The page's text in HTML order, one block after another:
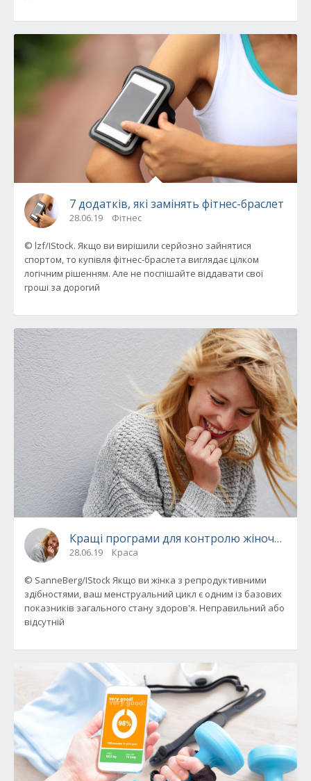
7 додатків, які замінять фітнес-браслет
28.06.19 Фітнес
© lzf/IStock. Якщо ви вирішили серйозно зайнятися
спортом, то купівля фітнес-браслета виглядає цілком
логічним рішенням. Але не поспішайте віддавати свої
гроші за дорогий
Кращі програми для контролю жіночого
28.06.19 Краса
© SanneBerg/IStock Якщо ви жінка з репродуктивними
здібностями, ваш менструальний цикл є одним із базових
показників загального стану здоров'я. Неправильний або
відсутній